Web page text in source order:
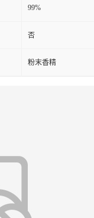
99%
否
粉末香精